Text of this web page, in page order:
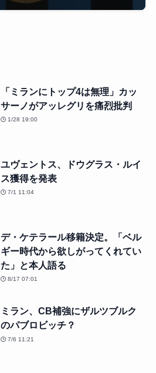
「ミランにトップ4は無理」カッ
サーノがアッレグリを痛烈批判
1/28 19:00
ユヴェントス、ドウグラス・ルイ
ス獲得を発表
7/1 11:04
デ・ケテラール移籍決定。「ベル
ギー時代から欲しがってくれてい
た」と本人語る
8/17 07:01
ミラン、CB補強にザルツブルク
のパブロビッチ？
7/6 11:21